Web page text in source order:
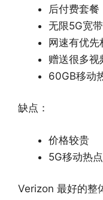
后付费套餐
无限5G宽
网速有优先
赠送很多视
60GB移动
缺点：
价格较贵
5G移动热
Verizon 最好的整